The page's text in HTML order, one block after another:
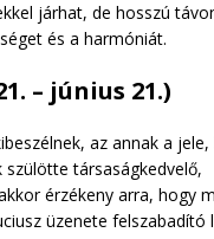
járhat, de hosszú
és a harmóniát.
– június 21.)
az annak a
szülötte társaságkedvelő,
érzékeny arra, hogy
üzenete felszabadító